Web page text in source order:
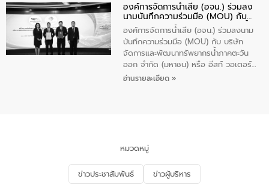
ชุมชนและการบำบัดน้ำเสียเบื้องต้น ให้กับ
นักเรียนชั้นประถมศึกษาปีที่ 5 โรงเรียน
เทศบาล 1 (พะเยาประชานุกูล) จำนวน 30
คน
องค์การจัดการน้ำเสีย (อจน.) ร่วมลง
นามบันทึกความร่วมมือ (MOU) กับ
บริษัท จัดการและพัฒนาทรัพยากรน้ำ
ภาคตะวันออก จำกัด (มหาชน) หรือ อีส
ท์ วอเตอร์
องค์การจัดการน้ำเสีย (อจน.) ร่วมลงนาม
บันทึกความร่วมมือ (MOU) กับ บริษัท
จัดการและพัฒนาทรัพยากรน้ำภาคตะวัน
ออก จำกัด (มหาชน) หรือ อีสท์ วอเตอร์
เมื่อวันอังคารที่ 4 สิงหาคม 2569 ณ ห้อง
ด้านน้ำของประเทศ และเตรียมความพร้อม
รองรับการเติบโตของเมือง รวมถึงการ
ลงทุนในอุตสาหกรรมแห่งอนาคต ตลอดจน
มุ่งตอบโจทย์ความท้าทายจากวิกฤตการ
อ่านรายละเอียด »
หมวดหมู่
ข่าวประชาสัมพันธ์ ข่าวผู้บริหาร